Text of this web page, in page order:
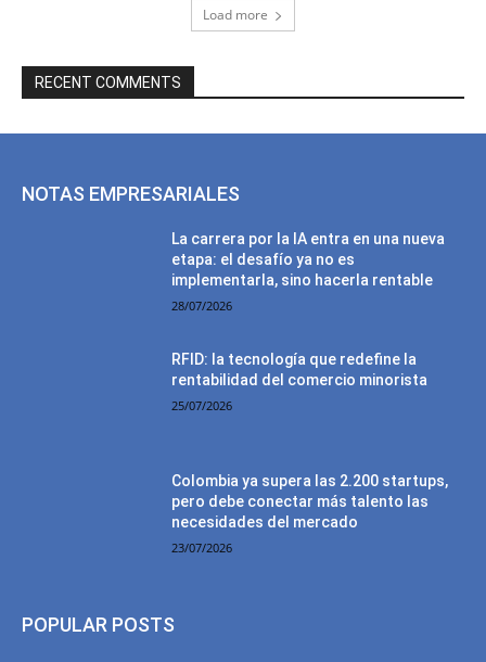
Load more
RECENT COMMENTS
NOTAS EMPRESARIALES
La carrera por la IA entra en una nueva
etapa: el desafío ya no es
implementarla, sino hacerla rentable
28/07/2026
RFID: la tecnología que redefine la
rentabilidad del comercio minorista
25/07/2026
Colombia ya supera las 2.200 startups,
pero debe conectar más talento las
necesidades del mercado
23/07/2026
POPULAR POSTS